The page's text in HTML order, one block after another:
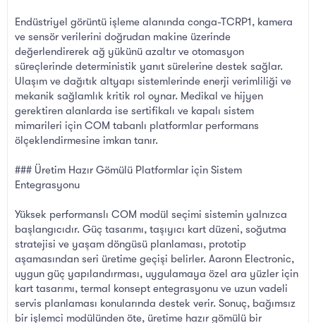
Endüstriyel görüntü işleme alanında conga-TCRP1, kamera
ve sensör verilerini doğrudan makine üzerinde
değerlendirerek ağ yükünü azaltır ve otomasyon
süreçlerinde deterministik yanıt sürelerine destek sağlar.
Ulaşım ve dağıtık altyapı sistemlerinde enerji verimliliği ve
mekanik sağlamlık kritik rol oynar. Medikal ve hijyen
gerektiren alanlarda ise sertifikalı ve kapalı sistem
mimarileri için COM tabanlı platformlar performans
ölçeklendirmesine imkan tanır.
### Üretim Hazır Gömülü Platformlar için Sistem
Entegrasyonu
Yüksek performanslı COM modül seçimi sistemin yalnızca
başlangıcıdır. Güç tasarımı, taşıyıcı kart düzeni, soğutma
stratejisi ve yaşam döngüsü planlaması, prototip
aşamasından seri üretime geçişi belirler. Aaronn Electronic,
uygun güç yapılandırması, uygulamaya özel ara yüzler için
kart tasarımı, termal konsept entegrasyonu ve uzun vadeli
servis planlaması konularında destek verir. Sonuç, bağımsız
bir işlemci modülünden öte, üretime hazır gömülü bir